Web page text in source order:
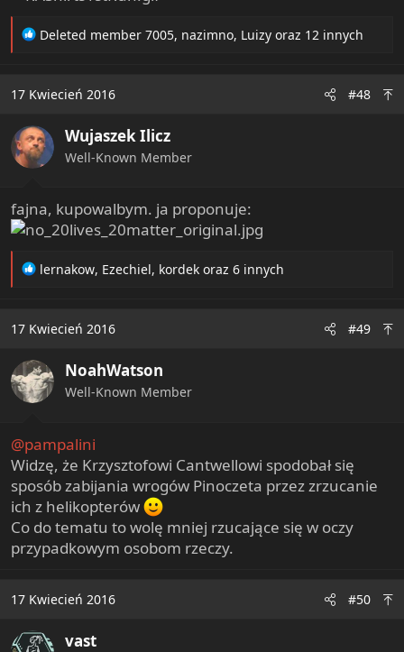
R
t
o
n
s
Deleted member 7005, nazimno, Luizy oraz 12 innych
17 Kwiecień 2016 #48
Wujaszek Ilicz
Well-Known Member
fajna, kupowalbym. ja proponuje:
R
t
o
n
s
lernakow, Ezechiel, kordek oraz 6 innych
17 Kwiecień 2016 #49
NoahWatson
Well-Known Member
@pampalini
Widzę, że Krzysztofowi Cantwellowi spodobał się
sposób zabijania wrogów Pinoczeta przez zrzucanie
ich z helikopterów
Co do tematu to wolę mniej rzucające się w oczy
przypadkowym osobom rzeczy.
17 Kwiecień 2016 #50
vast